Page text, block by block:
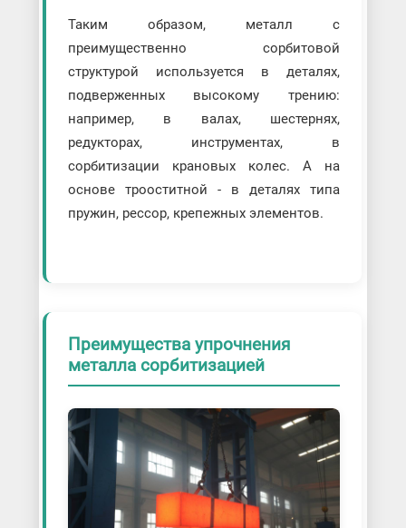
Таким образом, металл с
преимущественно сорбитовой
структурой используется в деталях,
подверженных высокому трению:
например, в валах, шестернях,
редукторах, инструментах, в
сорбитизации крановых колес. А на
основе трооститной - в деталях типа
пружин, рессор, крепежных элементов.
Преимущества упрочнения
металла сорбитизацией